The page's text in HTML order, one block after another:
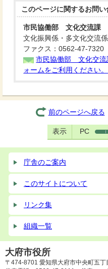
このページに関するお問い
市民協働部 文化交流課
文化振興係・多文化交流
ファクス：0562-47-7320
市民協働部 文化交流
ォームをご利用ください。
前のページへ戻る
表示 PC
庁舎のご案内
このサイトについて
リンク集
組織一覧
大府市役所
〒474-8701 愛知県大府市中央町五丁